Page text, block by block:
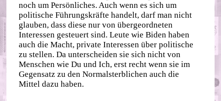
noch um Persönliches. Auch wenn es sich um
politische Führungskräfte handelt, darf man nicht
glauben, dass diese nur von übergeordneten
Interessen gesteuert sind. Leute wie Biden haben
auch die Macht, private Interessen über politische
zu stellen. Da unterscheiden sie sich nicht von
Menschen wie Du und Ich, erst recht wenn sie im
Gegensatz zu den Normalsterblichen auch die
Mittel dazu haben.